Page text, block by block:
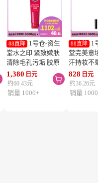
88直降
1号仓-资生
堂水之印 紧致嫰肤
清除毛孔污垢 胶原
蛋白洗面奶 130g
SHISEIDO
AQUALABEL 温和
1,380 日元
约60.43元

销量 1000+
88直降
1
堂完美意
汗持妆不
旋转眉笔
棕色
SHISEIDO
828 日元
约36.26元
销量